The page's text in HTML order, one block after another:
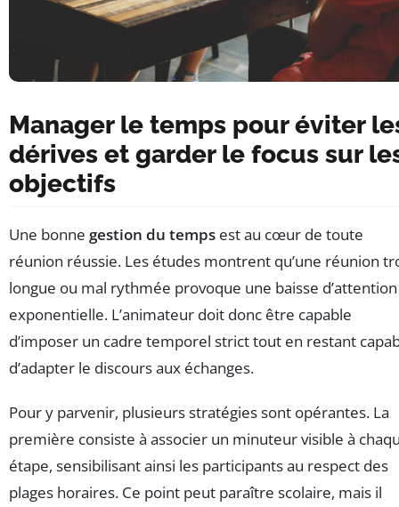
Manager le temps pour éviter
dérives et garder le focus sur
objectifs
Une bonne gestion du temps est au cœur de toute
réunion réussie. Les études montrent qu’une réunion
longue ou mal rythmée provoque une baisse d’attention
exponentielle. L’animateur doit donc être capable
d’imposer un cadre temporel strict tout en restant
d’adapter le discours aux échanges.
Pour y parvenir, plusieurs stratégies sont opérantes. La
première consiste à associer un minuteur visible à
étape, sensibilisant ainsi les participants au respect des
plages horaires. Ce point peut paraître scolaire, mais il